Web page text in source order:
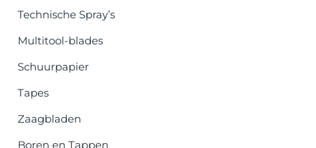
Technische Spray’s
Multitool-blades
Schuurpapier
Tapes
Zaagbladen
Boren en Tappen